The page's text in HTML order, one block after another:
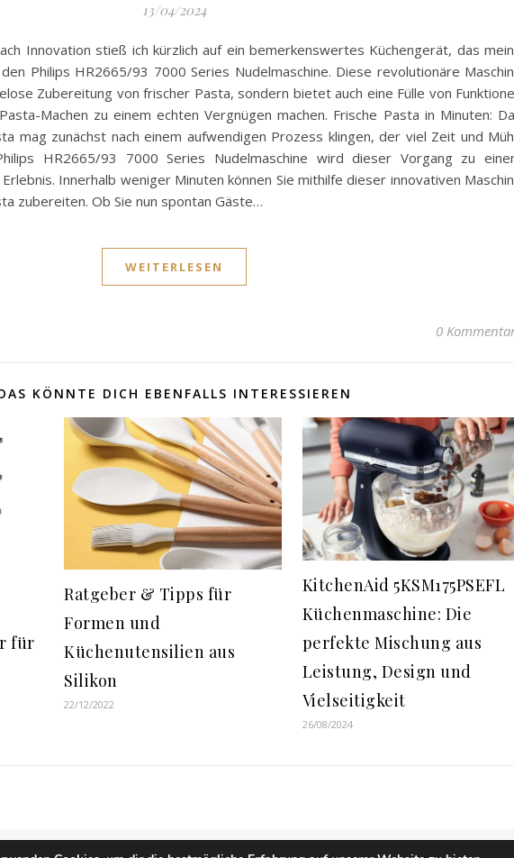
13/04/2024
Innovation stieß ich kürzlich auf ein bemerkenswertes Küchengerät, das
Philips HR2665/93 7000 Series Nudelmaschine. Diese revolutionäre
Zubereitung von frischer Pasta, sondern bietet auch eine Fülle von
Machen zu einem echten Vergnügen machen. Frische Pasta in Minuten:
mag zunächst nach einem aufwendigen Prozess klingen, der viel Zeit und
HR2665/93 7000 Series Nudelmaschine wird dieser Vorgang zu
Innerhalb weniger Minuten können Sie mithilfe dieser innovativen
zubereiten. Ob Sie nun spontan Gäste…
WEITERLESEN
0
KÖNNTE DICH EBENFALLS INTERESSIEREN
für
Ratgeber & Tipps für
Formen und
Küchenutensilien aus
Silikon
22/12/2022
KitchenAid 5KSM175PSEFL
Küchenmaschine: Die
perfekte Mischung aus
Leistung, Design und
Vielseitigkeit
26/08/2024